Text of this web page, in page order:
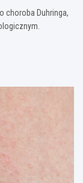
choroba Duhringa,